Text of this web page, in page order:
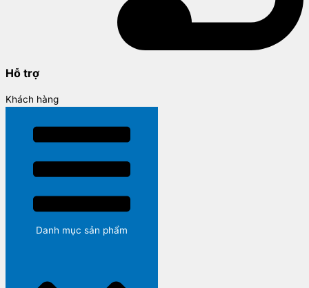
Hỗ trợ
Khách hàng